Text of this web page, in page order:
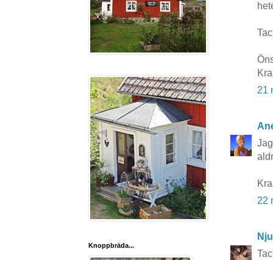
21
22
Knoppbräda...